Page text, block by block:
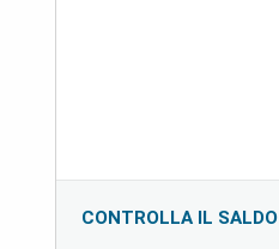
CONTROLLA IL SALDO